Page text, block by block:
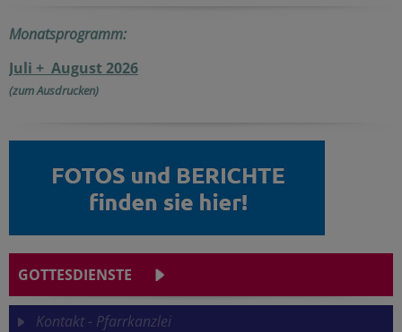
Monatsprogramm:
Juli + August 2026
(zum Ausdrucken)
GOTTESDIENSTE
Kontakt - Pfarrkanzlei